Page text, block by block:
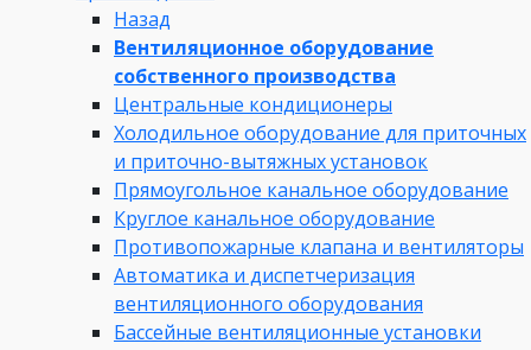
Назад
Вентиляционное оборудование
собственного производства
Центральные кондиционеры
Холодильное оборудование для приточных
и приточно-вытяжных установок
Прямоугольное канальное оборудование
Круглое канальное оборудование
Противопожарные клапана и вентиляторы
Автоматика и диспетчеризация
вентиляционного оборудования
Бассейные вентиляционные установки